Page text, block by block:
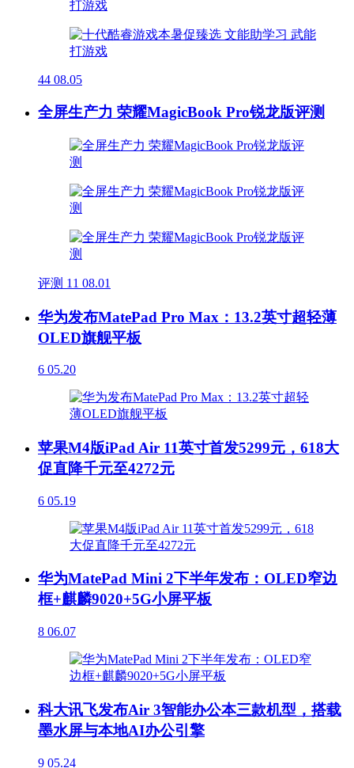
44 08.05
全屏生产力 荣耀MagicBook Pro锐龙版评测
评测 11 08.01
华为发布MatePad Pro Max：13.2英寸超轻薄
OLED旗舰平板
6 05.20
苹果M4版iPad Air 11英寸首发5299元，618大
促直降千元至4272元
6 05.19
华为MatePad Mini 2下半年发布：OLED窄边
框+麒麟9020+5G小屏平板
8 06.07
科大讯飞发布Air 3智能办公本三款机型，搭载
墨水屏与本地AI办公引擎
9 05.24